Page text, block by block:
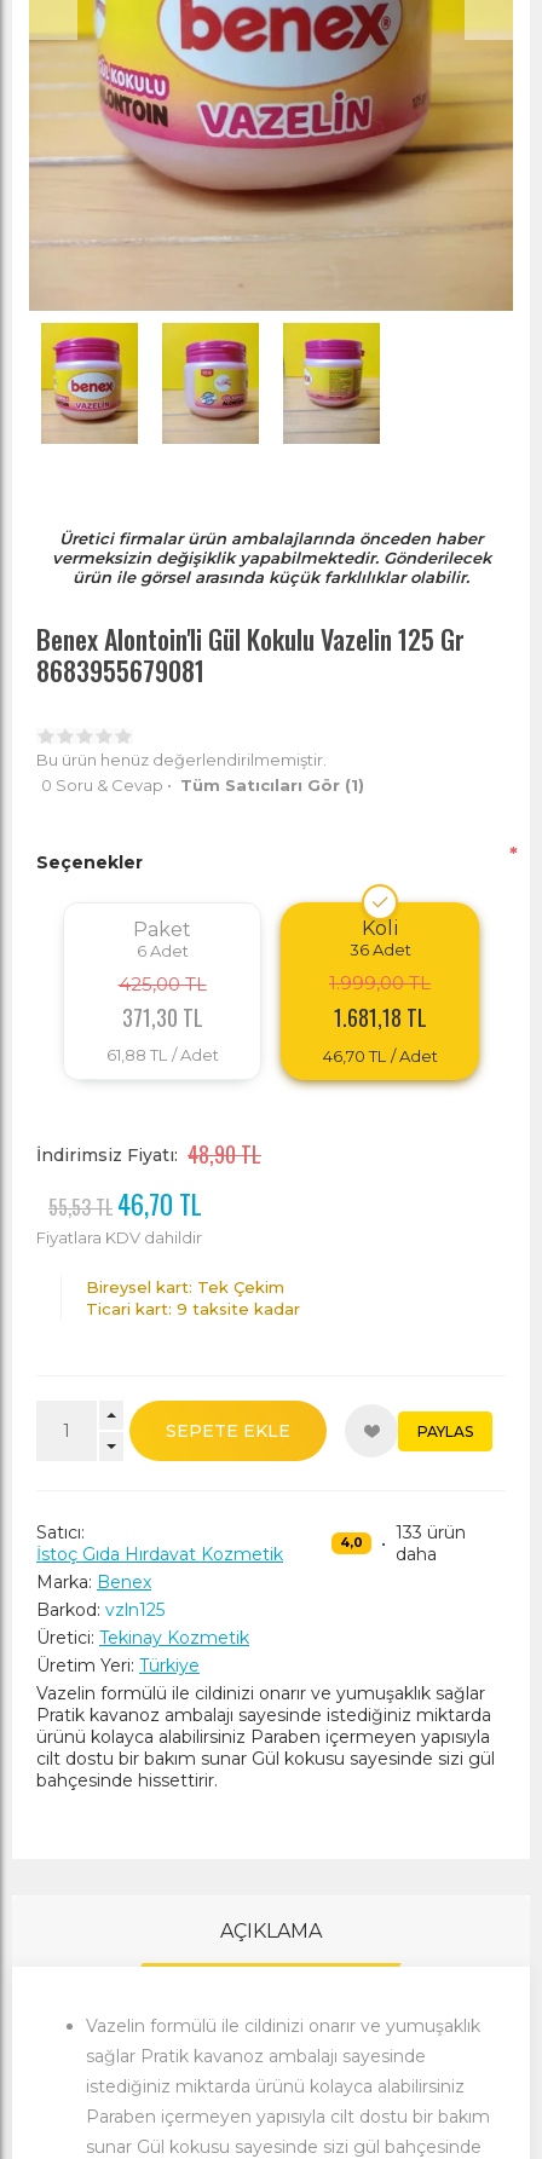
Üretici firmalar ürün ambalajlarında önceden haber
vermeksizin değişiklik yapabilmektedir. Gönderilecek
ürün ile görsel arasında küçük farklılıklar olabilir.
Benex Alontoin'li Gül Kokulu Vazelin 125 Gr
8683955679081
Bu ürün henüz değerlendirilmemiştir.
0 Soru & Cevap • Tüm Satıcıları Gör (1)
Seçenekler *
Paket
6 Adet
425,00 TL
371,30 TL
61,88 TL / Adet
Koli
36 Adet
1.999,00 TL
1.681,18 TL
46,70 TL / Adet
İndirimsiz Fiyatı: 48,90 TL
55,53 TL 46,70 TL
Fiyatlara KDV dahildir
Bireysel kart: Tek Çekim
Ticari kart: 9 taksite kadar
SEPETE EKLE PAYLAS
Satıcı:
İstoç Gıda Hırdavat Kozmetik
4,0 • 133 ürün
daha
Marka: Benex
Barkod: vzln125
Üretici: Tekinay Kozmetik
Üretim Yeri: Türkiye
Vazelin formülü ile cildinizi onarır ve yumuşaklık sağlar
Pratik kavanoz ambalajı sayesinde istediğiniz miktarda
ürünü kolayca alabilirsiniz Paraben içermeyen yapısıyla
cilt dostu bir bakım sunar Gül kokusu sayesinde sizi gül
bahçesinde hissettirir.
AÇIKLAMA
Vazelin formülü ile cildinizi onarır ve yumuşaklık
sağlar Pratik kavanoz ambalajı sayesinde
istediğiniz miktarda ürünü kolayca alabilirsiniz
Paraben içermeyen yapısıyla cilt dostu bir bakım
sunar Gül kokusu sayesinde sizi gül bahçesinde